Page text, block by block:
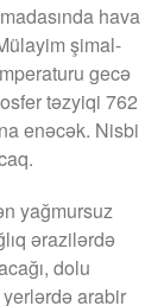
hava
şimal-
gecə
təzyiqi 762
enəcək. Nisbi
yağmursuz
ərazilərdə
dolu
arabir